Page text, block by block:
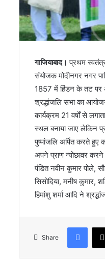
गाजियाबाद। प्रथम
संयोजक मोदीनगर नगर
1857 में हिंडन के तट पर
श्रद्धांजलि सभा का
कार्यक्रम 21 वर्षों से
स्थल बनाया जाए लेकिन
पुष्पांजलि अर्पित करते हुए
अपने प्राण न्योछावर करने
पंडित नवीन कुमार पोले,
सिसोदिया, मनीष कुमार,
हिमांशु शर्मा आदि ने
Share